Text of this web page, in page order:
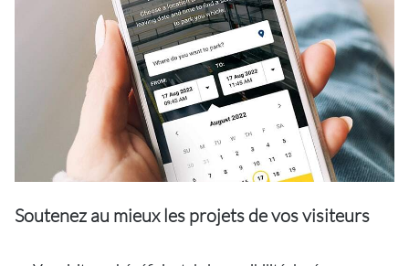
Soutenez au mieux les projets de vos visiteurs